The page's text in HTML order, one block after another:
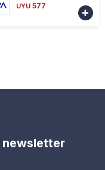
UYU 577

newsletter